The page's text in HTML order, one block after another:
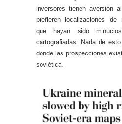
inversores tienen aversión
prefieren localizaciones de
que hayan sido
cartografiadas. Nada de
donde las prospecciones
soviética.